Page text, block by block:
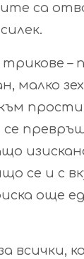
са
трикове –
малко
се
се и с
още
всички,